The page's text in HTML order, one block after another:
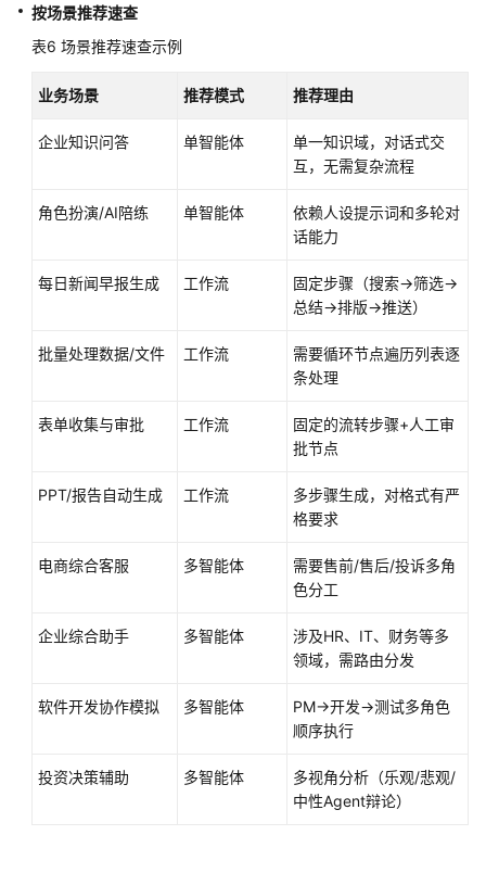
按场景推荐速查
表6 场景推荐速查示例
业务场景 推荐模式 推荐理由
企业知识问答 单智能体
单一知识域，对话式交
互，无需复杂流程
角色扮演/AI陪练 单智能体
依赖人设提示词和多轮对
话能力
每日新闻早报生成 工作流
固定步骤（搜索→筛选→
总结→排版→推送）
批量处理数据/文件 工作流
需要循环节点遍历列表逐
条处理
表单收集与审批 工作流
固定的流转步骤+人工审
批节点
PPT/报告自动生成 工作流
多步骤生成，对格式有严
格要求
电商综合客服 多智能体
需要售前/售后/投诉多角
色分工
企业综合助手 多智能体
涉及HR、IT、财务等多
领域，需路由分发
软件开发协作模拟 多智能体
PM→开发→测试多角色
顺序执行
投资决策辅助 多智能体
多视角分析（乐观/悲观/
中性Agent辩论）